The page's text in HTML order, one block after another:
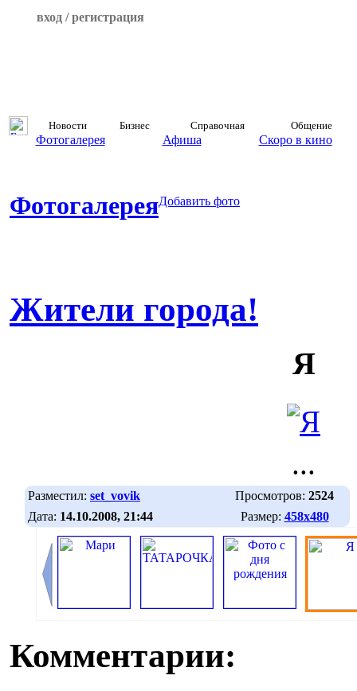
вход / регистрация
Новости Бизнес Справочная Общение
Фотогалерея Афиша Скоро в кино
ФотогалереяДобавить фото
Жители города!
Я
...
Разместил: set_vovik Просмотров: 2524
Дата: 14.10.2008, 21:44 Размер: 458х480
Комментарии: